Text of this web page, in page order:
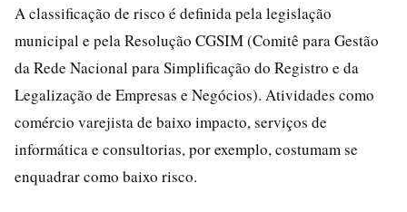
A classificação de risco é definida pela legislação
municipal e pela Resolução CGSIM (Comitê para Gestão
da Rede Nacional para Simplificação do Registro e da
Legalização de Empresas e Negócios). Atividades como
comércio varejista de baixo impacto, serviços de
informática e consultorias, por exemplo, costumam se
enquadrar como baixo risco.